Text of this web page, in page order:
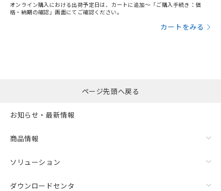
オンライン購入における出荷予定日は、カートに追加～「ご購入手続き：価
格・納期の確認」画面にてご確認ください。
カートをみる
ページ先頭へ戻る
お知らせ・最新情報
商品情報
ソリューション
ダウンロードセンタ